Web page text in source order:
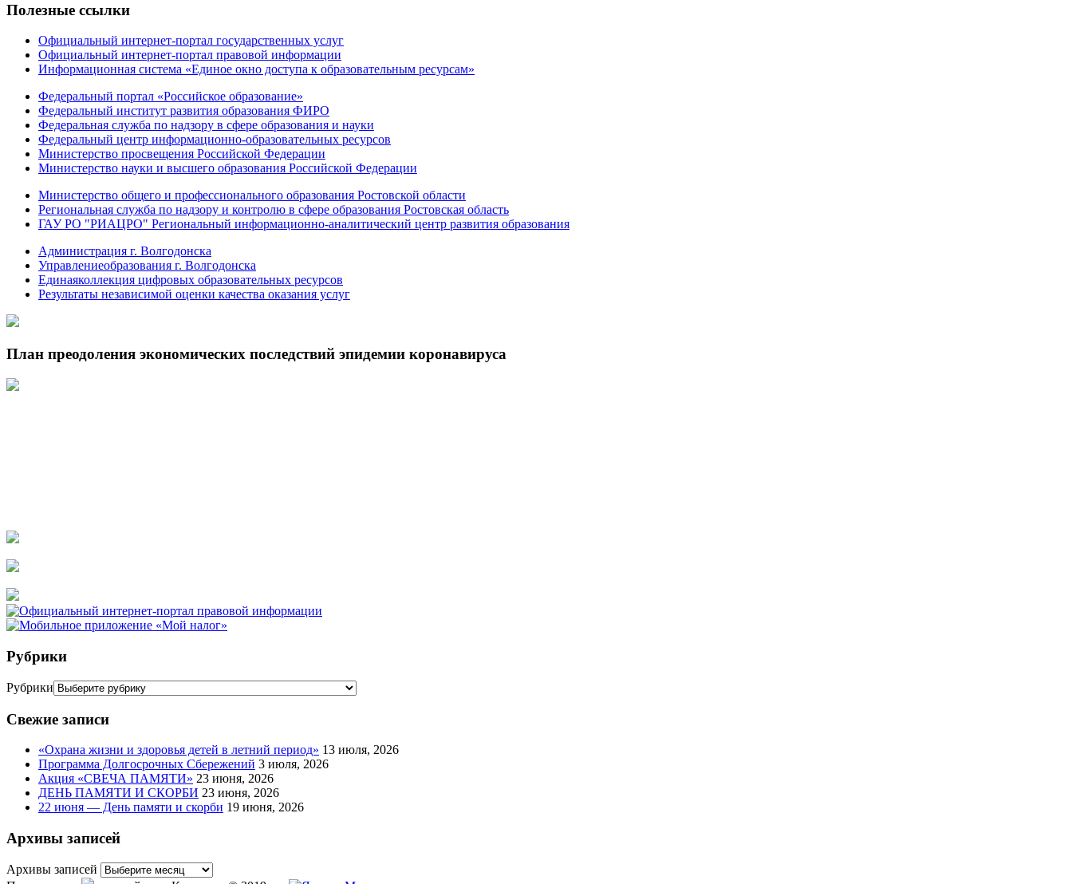
Полезные ссылки
Официальный интернет-портал государственных услуг
Официальный интернет-портал правовой информации
Информационная система «Единое окно доступа к образовательным ресурсам»
Федеральный портал «Российское образование»
Федеральный институт развития образования ФИРО
Федеральная служба по надзору в сфере образования и науки
Федеральный центр информационно-образовательных ресурсов
Министерство просвещения Российской Федерации
Министерство науки и высшего образования Российской Федерации
Министерство общего и профессионального образования Ростовской области
Региональная служба по надзору и контролю в сфере образования Ростовская область
ГАУ РО "РИАЦРО" Региональный информационно-аналитический центр развития образования
Администрация г. Волгодонска
Управлениеобразования г. Волгодонска
Единаяколлекция цифровых образовательных ресурсов
Результаты независимой оценки качества оказания услуг
План преодоления экономических последствий эпидемии коронавируса
Рубрики
Рубрики
Свежие записи
«Охрана жизни и здоровья детей в летний период» 13 июля, 2026
Программа Долгосрочных Сбережений 3 июля, 2026
Акция «СВЕЧА ПАМЯТИ» 23 июня, 2026
ДЕНЬ ПАМЯТИ И СКОРБИ 23 июня, 2026
22 июня — День памяти и скорби 19 июня, 2026
Архивы записей
Архивы записей